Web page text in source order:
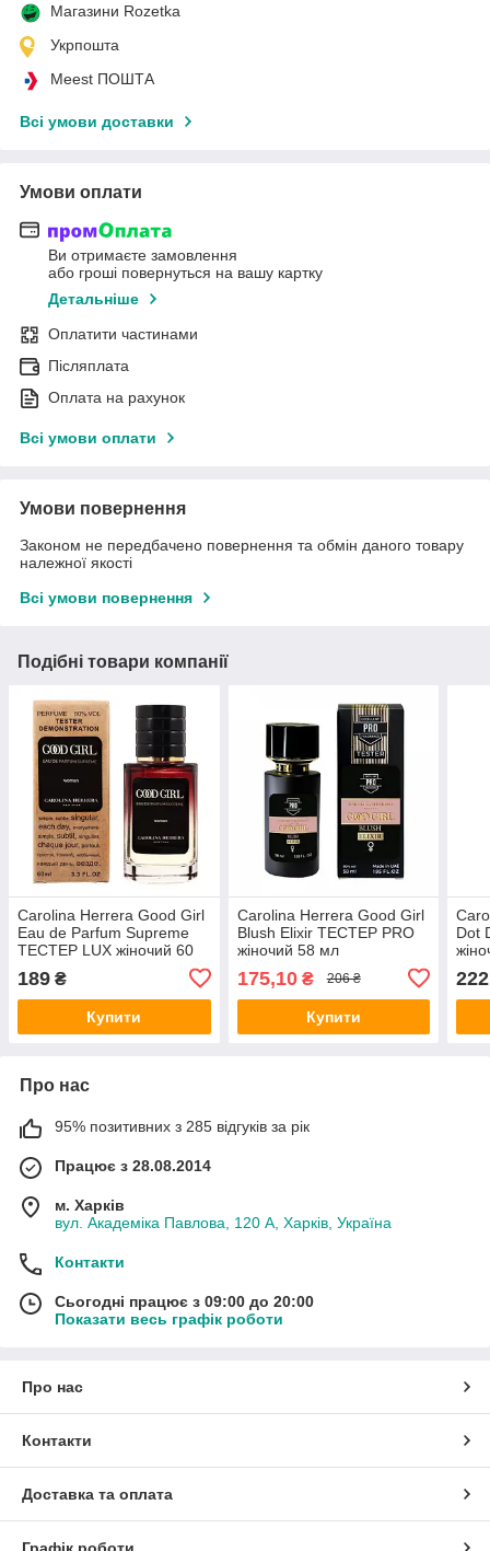
Магазини Rozetka
Укрпошта
Meest ПОШТА
Всі умови доставки
Умови оплати
Ви отримаєте замовлення
або гроші повернуться на вашу картку
Детальніше
Оплатити частинами
Післяплата
Оплата на рахунок
Всі умови оплати
Умови повернення
Законом не передбачено повернення та обмін даного товару
належної якості
Всі умови повернення
Подібні товари компанії
Carolina Herrera Good Girl
Eau de Parfum Supreme
ТЕСТЕР LUX жіночий 60
189 ₴
Купити
Carolina Herrera Good Girl
Blush Elixir ТЕСТЕР PRO
жіночий 58 мл
175,10₴ 206 ₴
Купити
Dot
222
Про нас
95% позитивних з 285 відгуків за рік
Працює з 28.08.2014
м. Харків
вул. Академіка Павлова, 120 А, Харків, Україна
Контакти
Сьогодні працює з 09:00 до 20:00
Показати весь графік роботи
Про нас
Контакти
Доставка та оплата